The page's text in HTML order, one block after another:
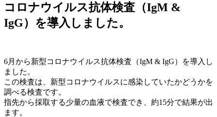
コロナウイルス抗体検査（IgM &
IgG）を導入しました。
6月から新型コロナウイルス抗体検査（IgM & IgG）を導入し
ました。
この検査は、新型コロナウイルスに感染していたかどうかを
調べる検査です。
指先から採取する少量の血液で検査でき、約15分で結果が出
ます。